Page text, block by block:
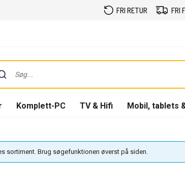
FRI RETUR FRI
Komplett-PC TV & Hifi Mobil, tablets
sortiment. Brug søgefunktionen øverst på siden.